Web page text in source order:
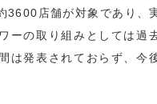
3600店舗が対象であり、
ーの取り組みとしては過
は発表されておらず、今